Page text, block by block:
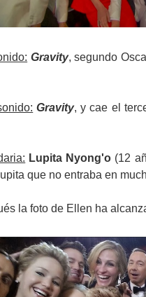
Gravity, segundo
Gravity, y cae el
Lupita Nyong'o (12
que no entraba en
la foto de Ellen ha